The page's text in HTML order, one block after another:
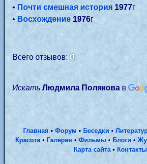
• Почти смешная история 1977г
• Восхождение 1976г
Всего отзывов:0
Искать Людмила Полякова в
Главная • Форум• Беседки•
Красота• Галерея • Фильмы • Блоги •
Карта сайта• Контакты